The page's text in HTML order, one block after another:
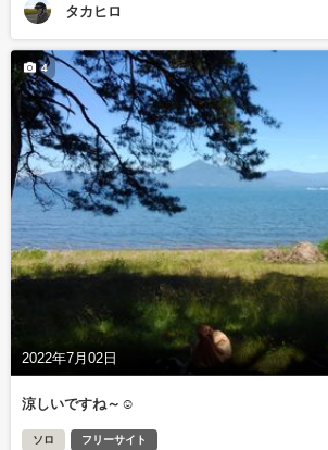
タカヒロ
2022年7月02日
4
涼しいですね～☺️
ソロ フリーサイト